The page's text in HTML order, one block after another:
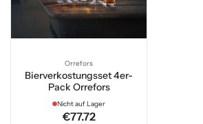
Orrefors
Bierverkostungsset 4er-
Pack Orrefors
Nicht auf Lager
€77.72